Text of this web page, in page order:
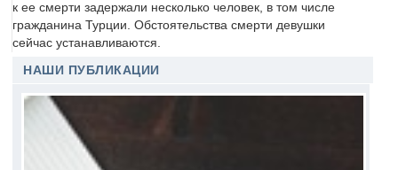
к ее смерти задержали несколько человек, в том числе
гражданина Турции. Обстоятельства смерти девушки
сейчас устанавливаются.
НАШИ ПУБЛИКАЦИИ